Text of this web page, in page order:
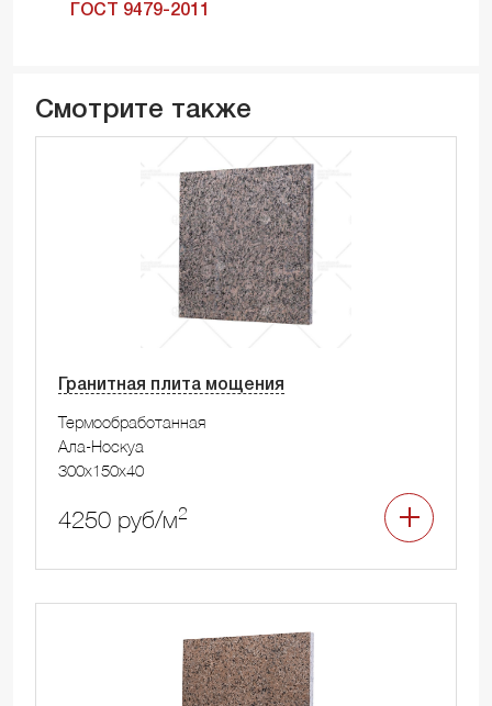
ГОСТ 9479-2011
Смотрите также
Гранитная плита мощения
Термообработанная
Ала-Носкуа
300x150x40
4250 руб/м2